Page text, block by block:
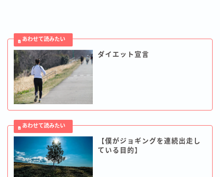
ダイエット宣言
【僕がジョギングを連続出走し
ている目的】